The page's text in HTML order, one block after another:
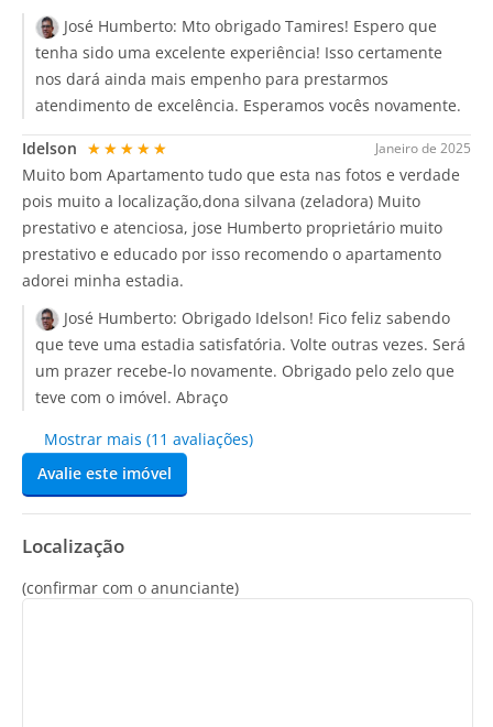
José Humberto: Mto obrigado Tamires! Espero que
tenha sido uma excelente experiência! Isso certamente
nos dará ainda mais empenho para prestarmos
atendimento de excelência. Esperamos vocês novamente.
Janeiro de 2025
Idelson ★★★★★
Muito bom Apartamento tudo que esta nas fotos e verdade
pois muito a localização,dona silvana (zeladora) Muito
prestativo e atenciosa, jose Humberto proprietário muito
prestativo e educado por isso recomendo o apartamento
adorei minha estadia.
José Humberto: Obrigado Idelson! Fico feliz sabendo
que teve uma estadia satisfatória. Volte outras vezes. Será
um prazer recebe-lo novamente. Obrigado pelo zelo que
teve com o imóvel. Abraço
Mostrar mais (11 avaliações)
Avalie este imóvel
Localização
(confirmar com o anunciante)